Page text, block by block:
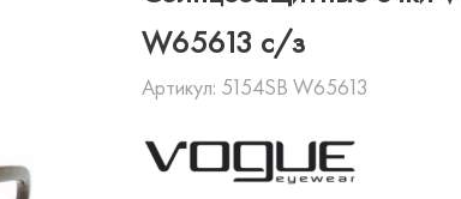
W65613 c/з
Артикул: 5154SB W65613